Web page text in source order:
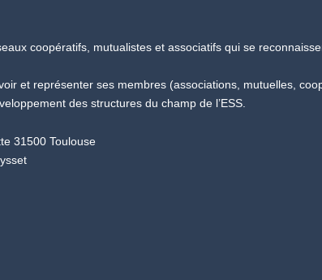
coopératifs, mutualistes et associatifs qui se
et représenter ses membres (associations, mutuelles,
des structures du champ de l’ESS.
31500 Toulouse